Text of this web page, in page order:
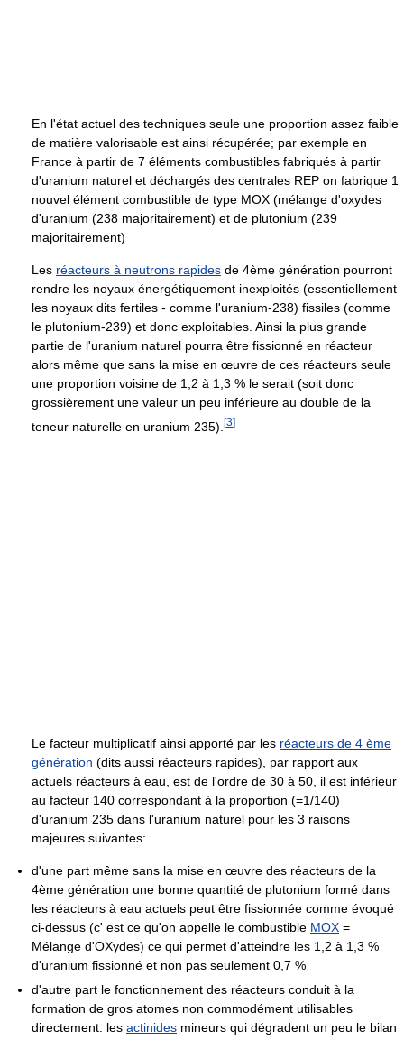
En l'état actuel des techniques seule une proportion assez faible
de matière valorisable est ainsi récupérée; par exemple en
France à partir de 7 éléments combustibles fabriqués à partir
d'uranium naturel et déchargés des centrales REP on fabrique 1
nouvel élément combustible de type MOX (mélange d'oxydes
d'uranium (238 majoritairement) et de plutonium (239
majoritairement)
Les réacteurs à neutrons rapides de 4ème génération pourront
rendre les noyaux énergétiquement inexploités (essentiellement
les noyaux dits fertiles - comme l'uranium-238) fissiles (comme
le plutonium-239) et donc exploitables. Ainsi la plus grande
partie de l'uranium naturel pourra être fissionné en réacteur
alors même que sans la mise en œuvre de ces réacteurs seule
une proportion voisine de 1,2 à 1,3 % le serait (soit donc
grossièrement une valeur un peu inférieure au double de la
teneur naturelle en uranium 235). [3]
Le facteur multiplicatif ainsi apporté par les réacteurs de 4 ème
génération (dits aussi réacteurs rapides), par rapport aux
actuels réacteurs à eau, est de l'ordre de 30 à 50, il est inférieur
au facteur 140 correspondant à la proportion (=1/140)
d'uranium 235 dans l'uranium naturel pour les 3 raisons
majeures suivantes:
d'une part même sans la mise en œuvre des réacteurs de la
4ème génération une bonne quantité de plutonium formé dans
les réacteurs à eau actuels peut être fissionnée comme évoqué
ci-dessus (c' est ce qu'on appelle le combustible MOX =
Mélange d'OXydes) ce qui permet d'atteindre les 1,2 à 1,3 %
d'uranium fissionné et non pas seulement 0,7 %
d'autre part le fonctionnement des réacteurs conduit à la
formation de gros atomes non commodément utilisables
directement: les actinides mineurs qui dégradent un peu le bilan